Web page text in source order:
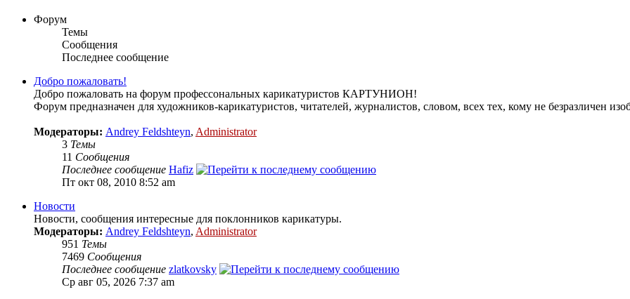
Форум
Темы
Сообщения
Последнее сообщение
Добро пожаловать!
Добро пожаловать на форум профессональных карикатуристов КАРТУНИОН!
Форум предназначен для художников-карикатуристов, читателей, журналистов, словом, всех тех, кому не безразличен
Модераторы: Andrey Feldshteyn, Administrator
3 Темы
11 Сообщения
Последнее сообщение Hafiz
Пт окт 08, 2010 8:52 am
Новости
Новости, сообщения интересные для поклонников карикатуры.
Модераторы: Andrey Feldshteyn, Administrator
951 Темы
7469 Сообщения
Последнее сообщение zlatkovsky
Ср авг 05, 2026 7:37 am